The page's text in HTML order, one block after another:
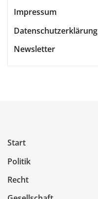
Impressum
Datenschutzerklärung
Newsletter
Start
Politik
Recht